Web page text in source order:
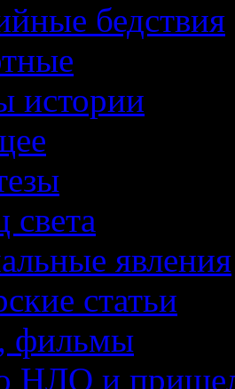
бедствия
истории
света
явления
статьи
фильмы
НЛО и